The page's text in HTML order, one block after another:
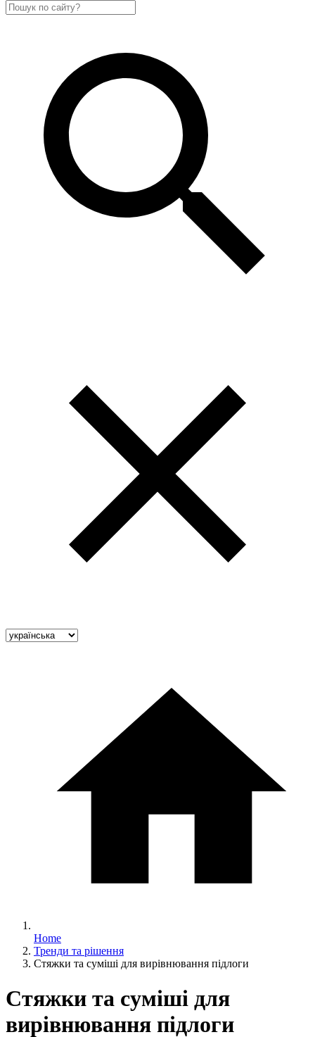
Home
Тренди та рішення
Стяжки та суміші для вирівнювання підлоги
Стяжки та суміші для
вирівнювання підлоги